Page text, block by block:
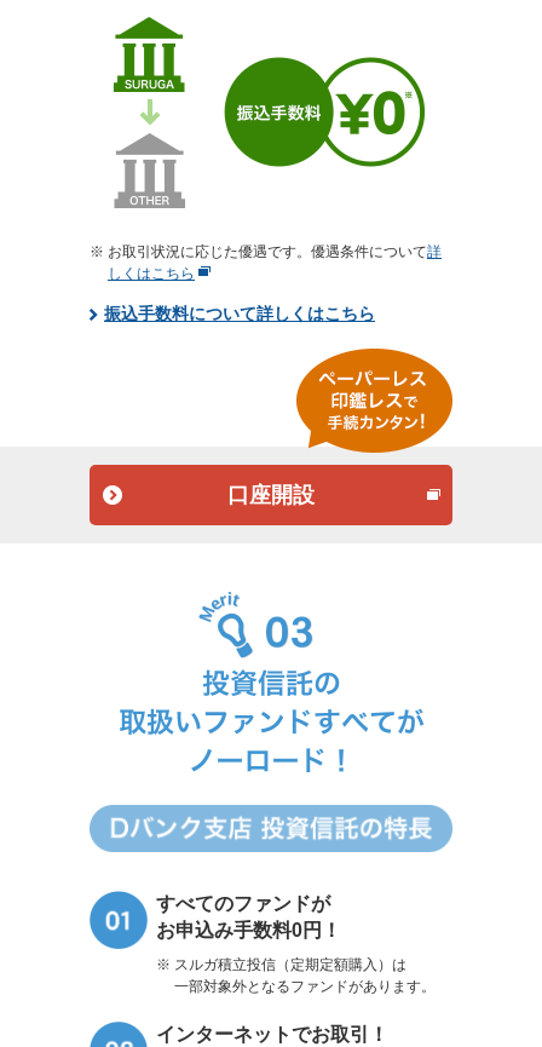
お取引状況に応じた優遇です。優遇条件について詳
しくはこちら
振込手数料について詳しくはこちら
口座開設
すべてのファンドが
お申込み手数料0円！
スルガ積立投信（定期定額購入）は
一部対象外となるファンドがあります。
インターネットでお取引！